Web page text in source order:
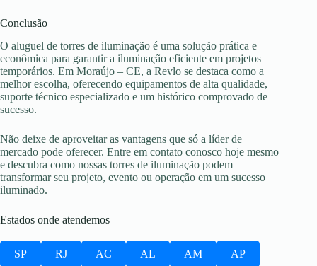
Conclusão
O aluguel de torres de iluminação é uma solução prática e
econômica para garantir a iluminação eficiente em projetos
temporários. Em Moraújo – CE, a Revlo se destaca como a
melhor escolha, oferecendo equipamentos de alta qualidade,
suporte técnico especializado e um histórico comprovado de
sucesso.
Não deixe de aproveitar as vantagens que só a líder de
mercado pode oferecer. Entre em contato conosco hoje mesmo
e descubra como nossas torres de iluminação podem
transformar seu projeto, evento ou operação em um sucesso
iluminado.
Estados onde atendemos
SP RJ AC AL AM AP